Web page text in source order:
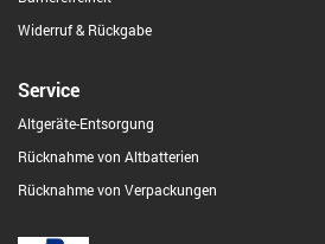
Widerruf & Rückgabe
Service
Altgeräte-Entsorgung
Rücknahme von Altbatterien
Rücknahme von Verpackungen